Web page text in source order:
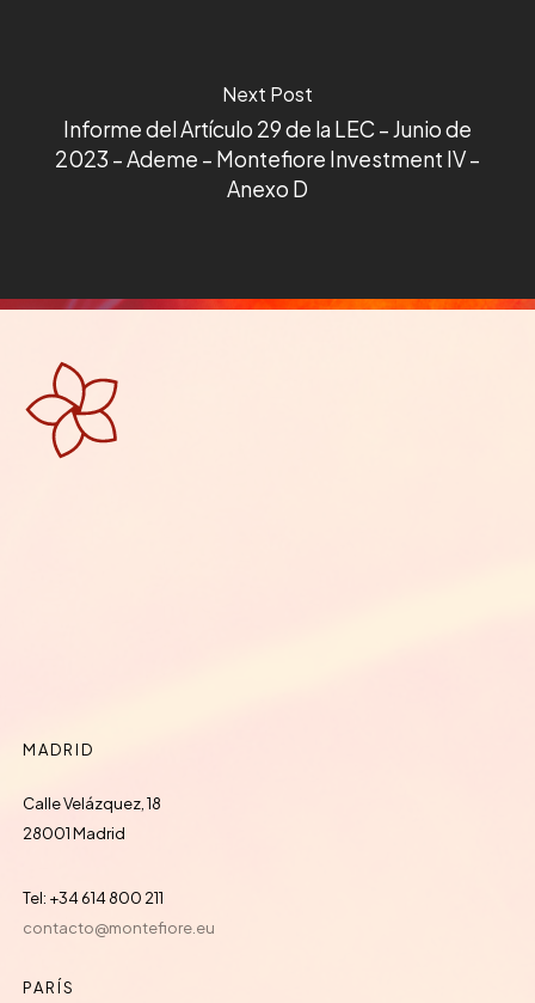
Next Post
Informe del Artículo 29 de la LEC – Junio de
2023 – Ademe – Montefiore Investment IV –
Anexo D
MADRID
Calle Velázquez, 18
28001 Madrid
Tel: +34 614 800 211
contacto@montefiore.eu
PARÍS